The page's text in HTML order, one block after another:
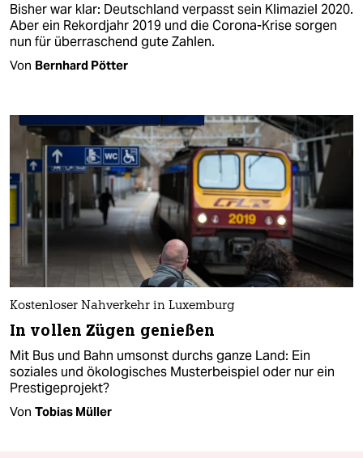
Bisher war klar: Deutschland verpasst sein Klimaziel 2020.
Aber ein Rekordjahr 2019 und die Corona-Krise sorgen
nun für überraschend gute Zahlen.
Von Bernhard Pötter
Kostenloser Nahverkehr in Luxemburg
In vollen Zügen genießen
Mit Bus und Bahn umsonst durchs ganze Land: Ein
soziales und ökologisches Musterbeispiel oder nur ein
Prestigeprojekt?
Von Tobias Müller